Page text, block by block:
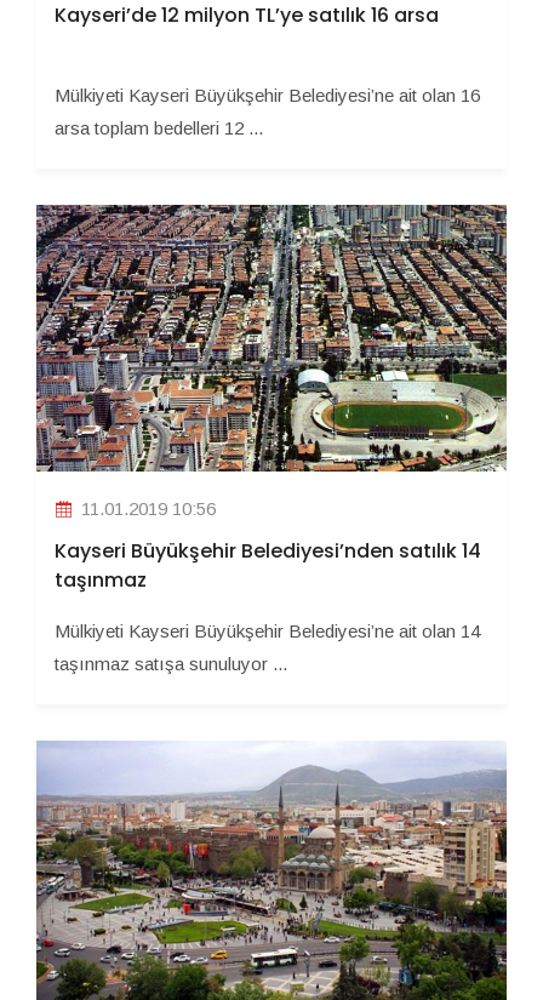
Kayseri’de 12 milyon TL’ye satılık 16 arsa
Mülkiyeti Kayseri Büyükşehir Belediyesi’ne ait olan 16
arsa toplam bedelleri 12 ...
11.01.2019 10:56
Kayseri Büyükşehir Belediyesi’nden satılık 14
taşınmaz
Mülkiyeti Kayseri Büyükşehir Belediyesi’ne ait olan 14
taşınmaz satışa sunuluyor ...